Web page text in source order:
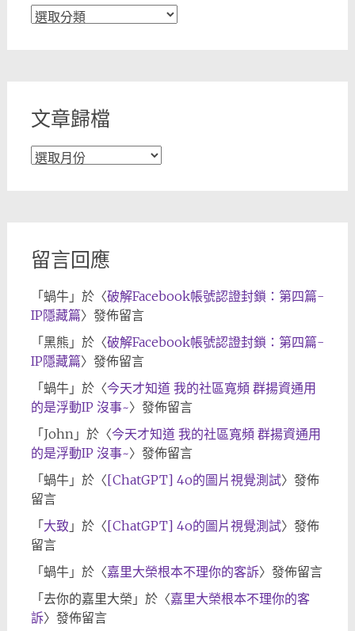
文
文章歸檔
文
留言回應
「 蝸牛」於〈破解Facebook帳號認證封鎖：第四篇-
IP隱藏篇〉發佈留言
「 黑熊 」於〈破解Facebook帳號認證封鎖：第四篇-
IP隱藏篇〉發佈留言
「 蝸牛」於〈今天才知道 我的社區寬頻 群揚資通用
的是浮動IP 沒事~〉發佈留言
「 John」於〈今天才知道 我的社區寬頻 群揚資通用
的是浮動IP 沒事~〉發佈留言
「 蝸牛」於〈[ChatGPT] 4o的圖片視覺測試〉發佈
留言
「 大致 」於〈[ChatGPT] 4o的圖片視覺測試〉發佈
留言
「 蝸牛」於〈嘉里大榮根本不理你的客訴〉發佈留言
「 去你的嘉里大榮 」於〈嘉里大榮根本不理你的客
訴〉發佈留言